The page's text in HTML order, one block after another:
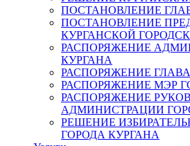
ПОСТАНОВЛЕНИЕ
ПОСТАНОВЛЕНИЕ
КУРГАНСКОЙ
РАСПОРЯЖЕНИЕ
КУРГАНА
РАСПОРЯЖЕНИЕ
РАСПОРЯЖЕНИЕ МЭР
РАСПОРЯЖЕНИЕ
АДМИНИСТРАЦИИ
РЕШЕНИЕ
ГОРОДА КУРГАНА